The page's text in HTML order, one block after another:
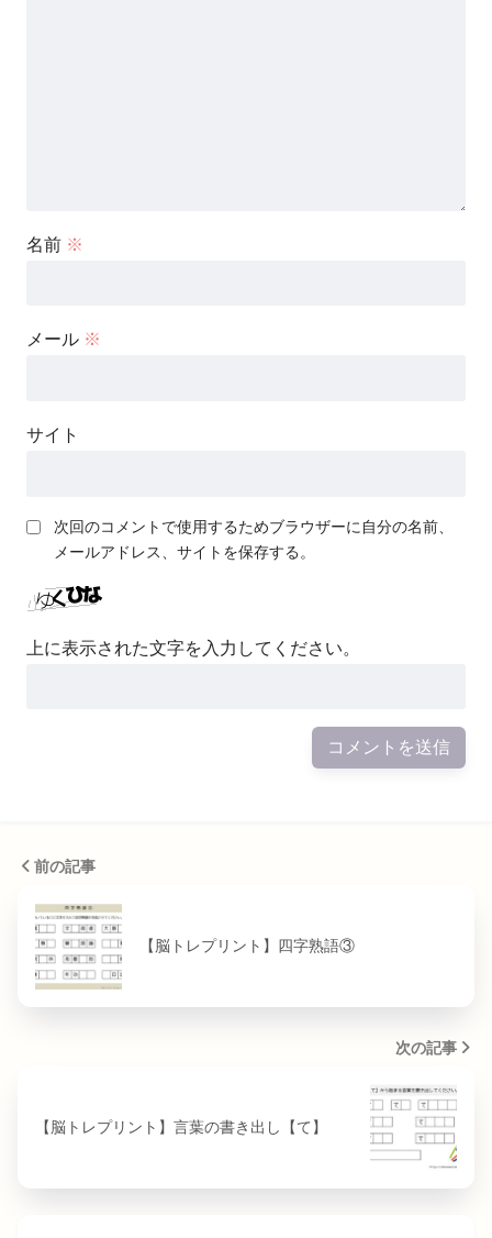
名前 ※
メール ※
サイト
次回のコメントで使用するためブラウザーに自分の名前、
メールアドレス、サイトを保存する。
上に表示された文字を入力してください。
前の記事
【脳トレプリント】四字熟語③
次の記事
【脳トレプリント】言葉の書き出し【て】